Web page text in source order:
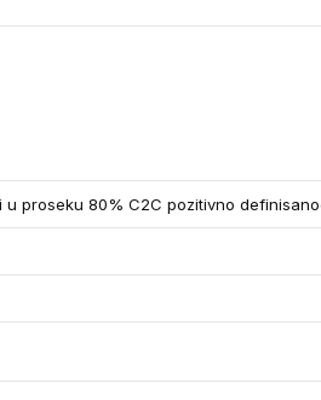
u proseku 80% C2C pozitivno